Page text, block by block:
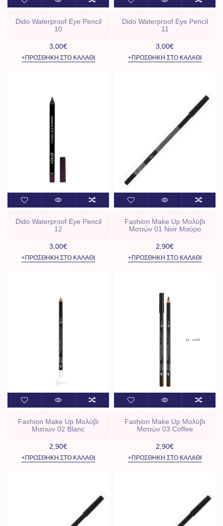
Dido Waterproof Eye Pencil
10
3,00€
+ΠΡΟΣΘΉΚΗ ΣΤΟ ΚΑΛΆΘΙ
Dido Waterproof Eye Pencil
11
3,00€
+ΠΡΟΣΘΉΚΗ ΣΤΟ ΚΑΛΆΘΙ
Dido Waterproof Eye Pencil
12
3,00€
+ΠΡΟΣΘΉΚΗ ΣΤΟ ΚΑΛΆΘΙ
Fashion Make Up Μολύβι
Ματιών 01 Noir Μαύρο
2,90€
+ΠΡΟΣΘΉΚΗ ΣΤΟ ΚΑΛΆΘΙ
Fashion Make Up Μολύβι
Ματιών 02 Blanc
2,90€
+ΠΡΟΣΘΉΚΗ ΣΤΟ ΚΑΛΆΘΙ
Fashion Make Up Μολύβι
Ματιών 03 Coffee
2,90€
+ΠΡΟΣΘΉΚΗ ΣΤΟ ΚΑΛΆΘΙ